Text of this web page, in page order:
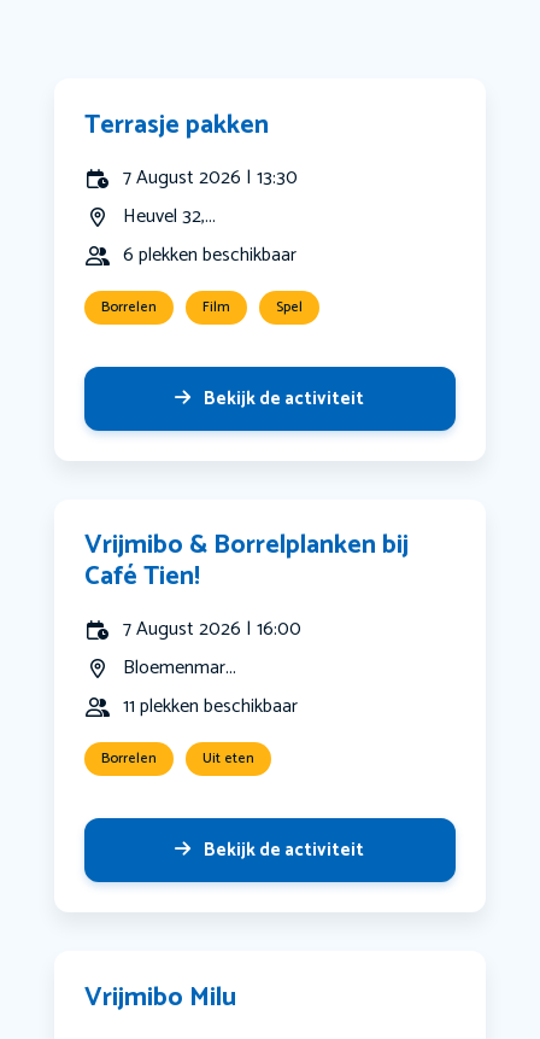
Terrasje pakken
7 August 2026 | 13:30
Heuvel 32,...
6 plekken beschikbaar
Borrelen Film Spel
Bekijk de activiteit
Vrijmibo & Borrelplanken bij
Café Tien!
7 August 2026 | 16:00
Bloemenmar...
11 plekken beschikbaar
Borrelen Uit eten
Bekijk de activiteit
Vrijmibo Milu